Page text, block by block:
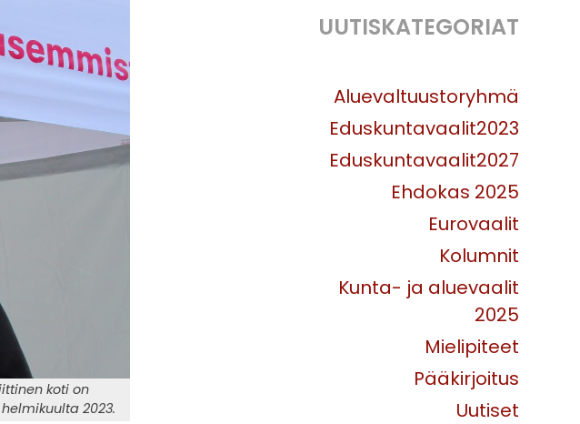
koti on
2023.
UUTISKATEGORIAT
Aluevaltuustoryhmä
Eduskuntavaalit2023
Eduskuntavaalit2027
Ehdokas 2025
Eurovaalit
Kolumnit
Kunta- ja aluevaalit
2025
Mielipiteet
Pääkirjoitus
Uutiset